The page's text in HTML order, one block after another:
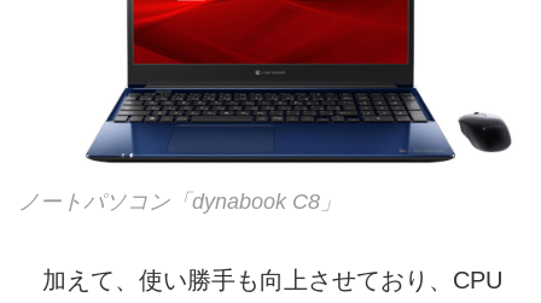
ノートパソコン「dynabook C8」
加えて、使い勝手も向上させており、CPU